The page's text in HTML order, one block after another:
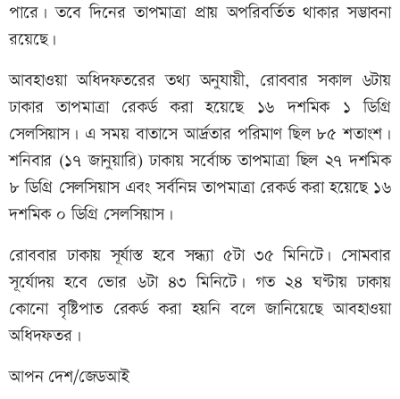
পারে। তবে দিনের তাপমাত্রা প্রায় অপরিবর্তিত থাকার সম্ভাবনা
রয়েছে।
আবহাওয়া অধিদফতরের তথ্য অনুযায়ী, রোববার সকাল ৬টায়
ঢাকার তাপমাত্রা রেকর্ড করা হয়েছে ১৬ দশমিক ১ ডিগ্রি
সেলসিয়াস। এ সময় বাতাসে আর্দ্রতার পরিমাণ ছিল ৮৫ শতাংশ।
শনিবার (১৭ জানুয়ারি) ঢাকায় সর্বোচ্চ তাপমাত্রা ছিল ২৭ দশমিক
৮ ডিগ্রি সেলসিয়াস এবং সর্বনিম্ন তাপমাত্রা রেকর্ড করা হয়েছে ১৬
দশমিক ০ ডিগ্রি সেলসিয়াস।
রোববার ঢাকায় সূর্যাস্ত হবে সন্ধ্যা ৫টা ৩৫ মিনিটে। সোমবার
সূর্যোদয় হবে ভোর ৬টা ৪৩ মিনিটে। গত ২৪ ঘণ্টায় ঢাকায়
কোনো বৃষ্টিপাত রেকর্ড করা হয়নি বলে জানিয়েছে আবহাওয়া
অধিদফতর।
আপন দেশ/জেডআই